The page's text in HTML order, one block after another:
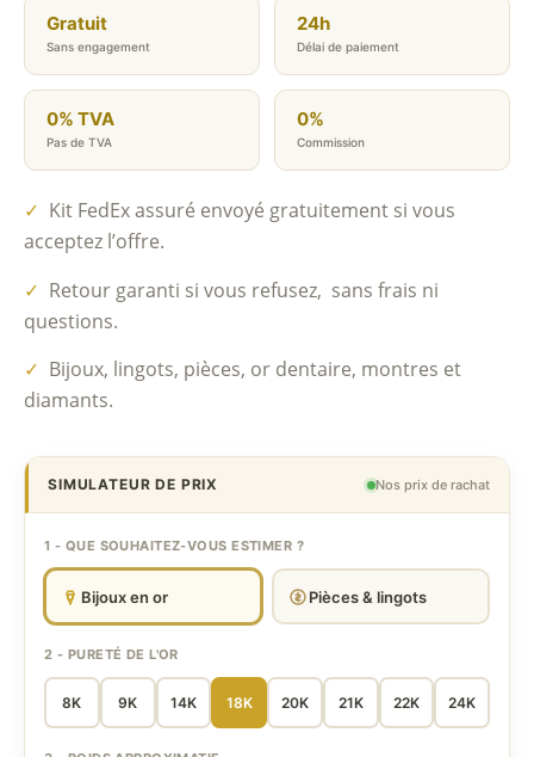
Gratuit
Sans engagement
24h
Délai de paiement
0% TVA
Pas de TVA
0%
Commission
✓ Kit FedEx assuré envoyé gratuitement si vous
acceptez l’offre.
✓ Retour garanti si vous refusez, sans frais ni
questions.
✓ Bijoux, lingots, pièces, or dentaire, montres et
diamants.
SIMULATEUR DE PRIX Nos prix de rachat
1 - QUE SOUHAITEZ-VOUS ESTIMER ?
Bijoux en or Pièces & lingots
2 - PURETÉ DE L'OR
8K 9K 14K 18K 20K 21K 22K 24K